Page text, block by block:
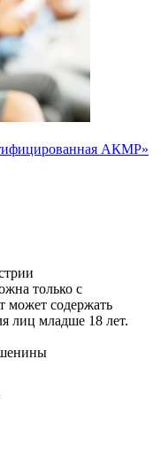
АКМР»
только с
может содержать
лиц младше 18 лет.